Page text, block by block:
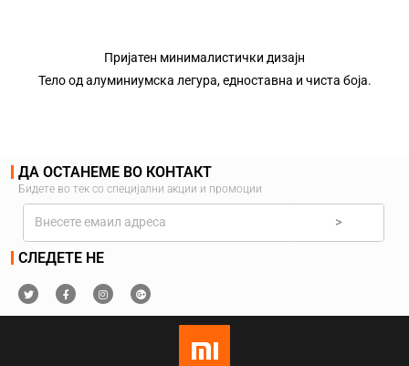
Пријатен минималистички дизајн
Тело од алуминиумска легура, едноставна и чиста боја.
ДА ОСТАНЕМЕ ВО КОНТАКТ
Бидете во тек со специјални акции и промоции
>
СЛЕДЕТЕ НЕ